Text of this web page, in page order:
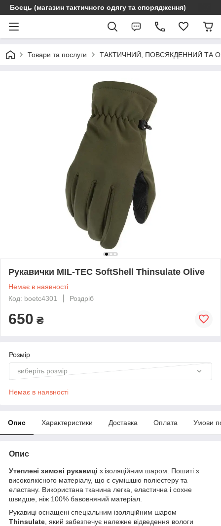
Боєць (магазин тактичного одягу та спорядження)
Товари та послуги ТАКТИЧНИЙ, ПОВСЯКДЕННИЙ ТА
Рукавички MIL-TEC SoftShell Thinsulate Olive
Немає в наявності
Код: boetc4301
Роздріб
650 ₴
Розмір
виберіть розмір
Немає в наявності
Опис Характеристики Доставка Оплата Умови
Опис
Утеплені зимові рукавиці з ізоляційним шаром. Пошиті з
високоякісного матеріалу, що є сумішшю поліестеру та
еластану. Використана тканина легка, еластична і сохне
швидше, ніж 100% бавовняний матеріал.
Рукавиці оснащені спеціальним ізоляційним шаром
Thinsulate , який забезпечує належне відведення вологи